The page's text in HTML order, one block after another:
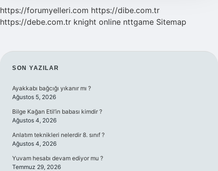
https://forumyelleri.com https://dibe.com.tr
https://debe.com.tr knight online nttgame Sitemap
SIDEBAR
SON YAZILAR
Ayakkabı bağcığı yıkanır mı ?
Ağustos 5, 2026
Bilge Kağan Etil’in babası kimdir ?
Ağustos 4, 2026
Anlatım teknikleri nelerdir 8. sınıf ?
Ağustos 4, 2026
Yuvam hesabı devam ediyor mu ?
Temmuz 29, 2026